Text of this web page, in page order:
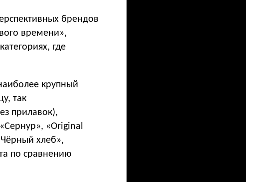
брендов
времени»,
где
крупный
так
прилавок),
«Original
хлеб»,
по сравнению